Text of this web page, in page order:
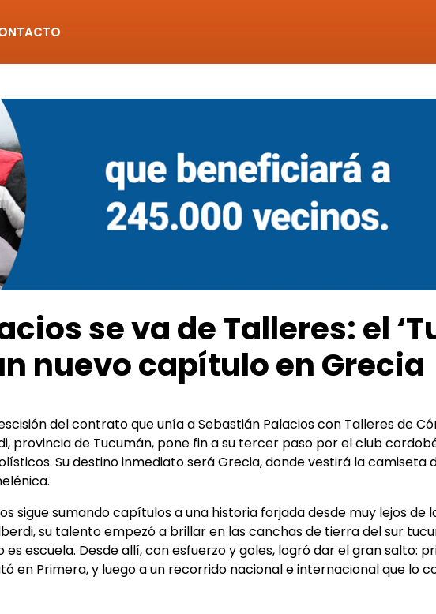
se va de Talleres: el
nuevo capítulo en Grecia
del contrato que unía a Sebastián Palacios con Talleres de
provincia de Tucumán, pone fin a su tercer paso por el club
Su destino inmediato será Grecia, donde vestirá la camiseta
sigue sumando capítulos a una historia forjada desde muy lejos de
su talento empezó a brillar en las canchas de tierra del sur
escuela. Desde allí, con esfuerzo y goles, logró dar el gran salto:
en Primera, y luego a un recorrido nacional e internacional que lo